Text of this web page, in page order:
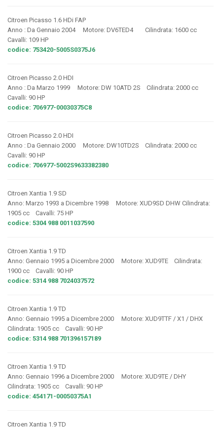
Citroen Picasso 1.6 HDi FAP
Anno : Da Gennaio 2004 Motore: DV6TED4 Cilindrata: 1600 cc
Cavalli: 109 HP
codice: 753420-5005S0375J6
Citroen Picasso 2.0 HDI
Anno : Da Marzo 1999 Motore: DW 10ATD 2S Cilindrata: 2000 cc
Cavalli: 90 HP
codice: 706977-00030375C8
Citroen Picasso 2.0 HDI
Anno : Da Gennaio 2000 Motore: DW10TD2S Cilindrata: 2000 cc
Cavalli: 90 HP
codice: 706977-5002S9633382380
Citroen Xantia 1.9 SD
Anno: Marzo 1993 a Dicembre 1998 Motore: XUD9SD DHW Cilindrata:
1905 cc Cavalli: 75 HP
codice: 5304 988 0011037590
Citroen Xantia 1.9 TD
Anno: Gennaio 1995 a Dicembre 2000 Motore: XUD9TE Cilindrata:
1900 cc Cavalli: 90 HP
codice: 5314 988 7024037572
Citroen Xantia 1.9 TD
Anno: Gennaio 1995 a Dicembre 2000 Motore: XUD9TTF / X1 / DHX
Cilindrata: 1905 cc Cavalli: 90 HP
codice: 5314 988 701396157189
Citroen Xantia 1.9 TD
Anno: Gennaio 1996 a Dicembre 2000 Motore: XUD9TE / DHY
Cilindrata: 1905 cc Cavalli: 90 HP
codice: 454171-00050375A1
Citroen Xantia 1.9 TD